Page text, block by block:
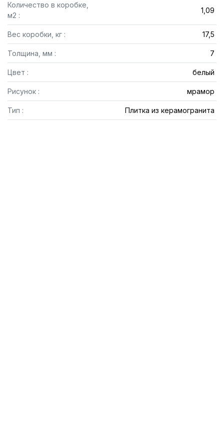
Количество в коробке,
м2 :
1,09
Вес коробки, кг : 17,5
Толщина, мм : 7
Цвет : белый
Рисунок : мрамор
Тип : Плитка из керамогранита